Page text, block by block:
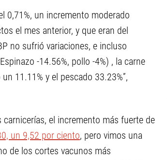
0,71%, un incremento moderado
el mes anterior, y que eran del
no sufrió variaciones, e incluso
-14.56%, pollo -4%) , la carne
11.11% y el pescado 33.23%”,
el incremento más fuerte de
un 9,52 por ciento, pero vimos una
de los cortes vacunos más